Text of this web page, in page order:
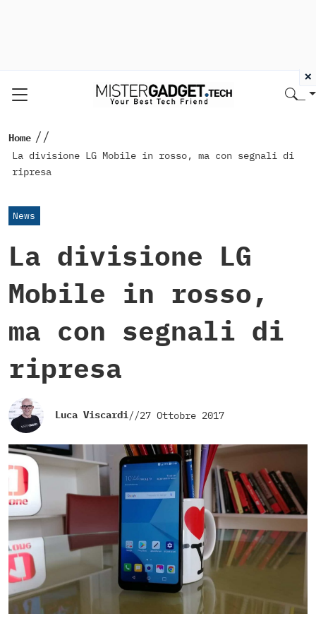
Home //
La divisione LG Mobile in rosso, ma con segnali di
ripresa
News
La divisione LG
Mobile in rosso,
ma con segnali di
ripresa
Luca Viscardi//27 Ottobre 2017
×